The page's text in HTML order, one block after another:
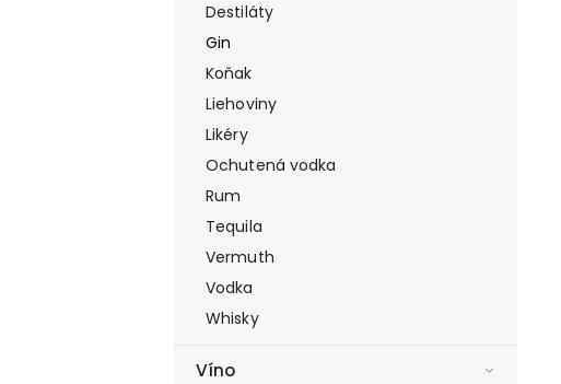
Destiláty
Gin
Koňak
Liehoviny
Likéry
Ochutená vodka
Rum
Tequila
Vermuth
Vodka
Whisky
Víno